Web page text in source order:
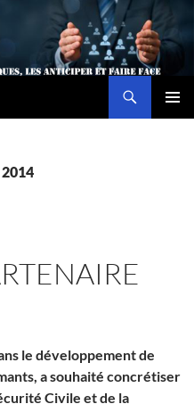
le développement de
a souhaité concrétiser
Civile et de la